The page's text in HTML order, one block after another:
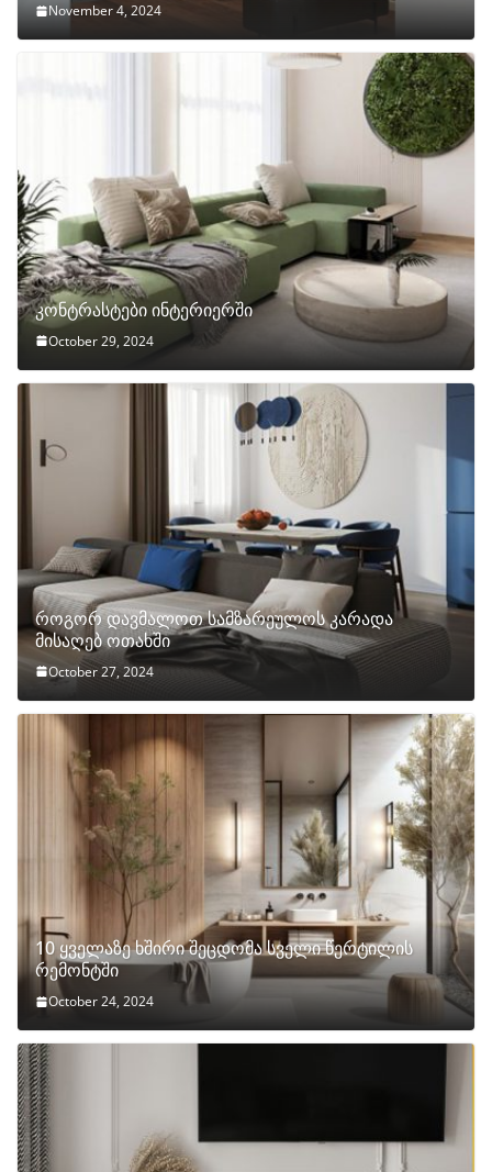
November 4, 2024
კონტრასტები ინტერიერში
October 29, 2024
როგორ დავმალოთ სამზარეულოს კარადა
მისაღებ ოთახში
October 27, 2024
10 ყველაზე ხშირი შეცდომა სველი წერტილის
რემონტში
October 24, 2024